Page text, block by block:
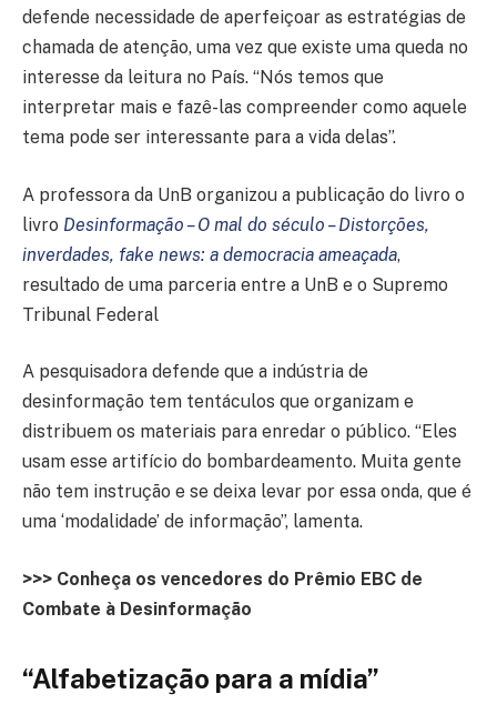
defende necessidade de aperfeiçoar as estratégias de
chamada de atenção, uma vez que existe uma queda no
interesse da leitura no País. “Nós temos que
interpretar mais e fazê-las compreender como aquele
tema pode ser interessante para a vida delas”.
A professora da UnB organizou a publicação do livro o
livro Desinformação – O mal do século – Distorções,
inverdades, fake news: a democracia ameaçada,
resultado de uma parceria entre a UnB e o Supremo
Tribunal Federal
A pesquisadora defende que a indústria de
desinformação tem tentáculos que organizam e
distribuem os materiais para enredar o público. “Eles
usam esse artifício do bombardeamento. Muita gente
não tem instrução e se deixa levar por essa onda, que é
uma ‘modalidade’ de informação”, lamenta.
>>> Conheça os vencedores do Prêmio EBC de
Combate à Desinformação
“Alfabetização para a mídia”